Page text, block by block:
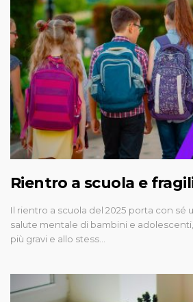
Rientro a scuola e
Il rientro a scuola del 2025 porta con sé
salute mentale di bambini e
più gravi e allo stess…